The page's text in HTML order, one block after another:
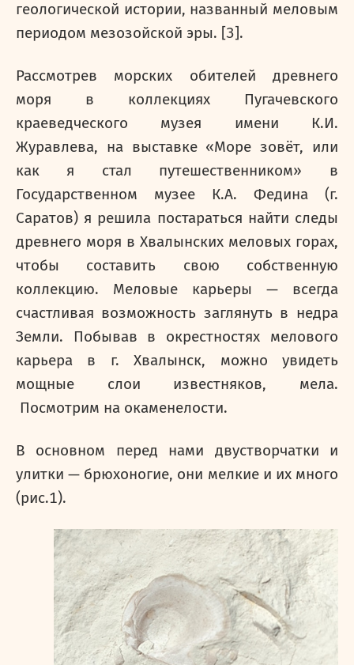
геологической истории, названный меловым
периодом мезозойской эры. [3].
Рассмотрев морских обителей древнего
моря в коллекциях Пугачевского
краеведческого музея имени К.И.
Журавлева, на выставке «Море зовёт, или
как я стал путешественником» в
Государственном музее К.А. Федина (г.
Саратов) я решила постараться найти следы
древнего моря в Хвалынских меловых горах,
чтобы составить свою собственную
коллекцию. Меловые карьеры — всегда
счастливая возможность заглянуть в недра
Земли. Побывав в окрестностях мелового
карьера в г. Хвалынск, можно увидеть
мощные слои известняков, мела.
Посмотрим на окаменелости.
В основном перед нами двустворчатки и
улитки — брюхоногие, они мелкие и их много
(рис.1).